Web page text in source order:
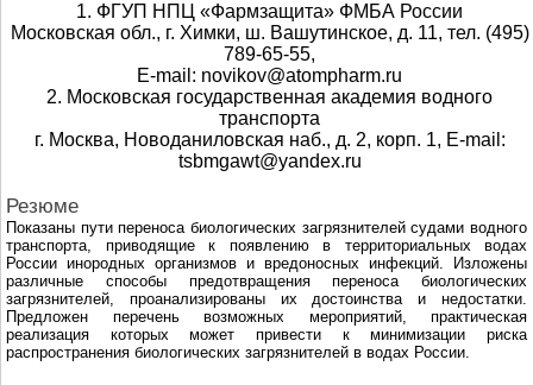
1. ФГУП НПЦ «Фармзащита» ФМБА России
Московская обл., г. Химки, ш. Вашутинское, д. 11, тел. (495)
789-65-55,
E-mail: novikov@atompharm.ru
2. Московская государственная академия водного
транспорта
г. Москва, Новоданиловская наб., д. 2, корп. 1, E-mail:
tsbmgawt@yandex.ru
Резюме
Показаны пути переноса биологических загрязнителей судами водного
транспорта, приводящие к появлению в территориальных водах
России инородных организмов и вредоносных инфекций. Изложены
различные способы предотвращения переноса биологических
загрязнителей, проанализированы их достоинства и недостатки.
Предложен перечень возможных мероприятий, практическая
реализация которых может привести к минимизации риска
распространения биологических загрязнителей в водах России.